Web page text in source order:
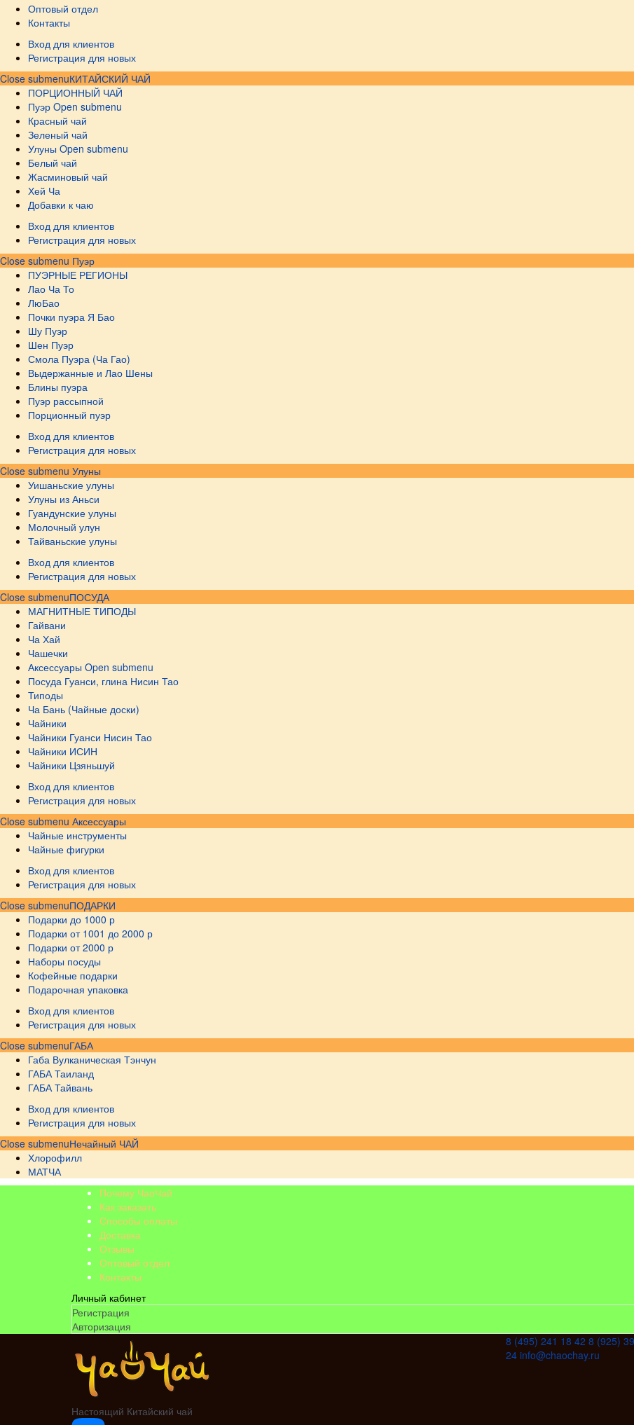
Оптовый отдел
Контакты
Вход для клиентов
Регистрация для новых
Close submenuКИТАЙСКИЙ ЧАЙ
ПОРЦИОННЫЙ ЧАЙ
Пуэр Open submenu
Красный чай
Зеленый чай
Улуны Open submenu
Белый чай
Жасминовый чай
Хей Ча
Добавки к чаю
Вход для клиентов
Регистрация для новых
Close submenu Пуэр
ПУЭРНЫЕ РЕГИОНЫ
Лао Ча То
ЛюБао
Почки пуэра Я Бао
Шу Пуэр
Шен Пуэр
Смола Пуэра (Ча Гао)
Выдержанные и Лао Шены
Блины пуэра
Пуэр рассыпной
Порционный пуэр
Вход для клиентов
Регистрация для новых
Close submenu Улуны
Уишаньские улуны
Улуны из Аньси
Гуандунские улуны
Молочный улун
Тайваньские улуны
Вход для клиентов
Регистрация для новых
Close submenuПОСУДА
МАГНИТНЫЕ ТИПОДЫ
Гайвани
Ча Хай
Чашечки
Аксессуары Open submenu
Посуда Гуанси, глина Нисин Тао
Типоды
Ча Бань (Чайные доски)
Чайники
Чайники Гуанси Нисин Тао
Чайники ИСИН
Чайники Цзяньшуй
Вход для клиентов
Регистрация для новых
Close submenu Аксессуары
Чайные инструменты
Чайные фигурки
Вход для клиентов
Регистрация для новых
Close submenuПОДАРКИ
Подарки до 1000 р
Подарки от 1001 до 2000 р
Подарки от 2000 р
Наборы посуды
Кофейные подарки
Подарочная упаковка
Вход для клиентов
Регистрация для новых
Close submenuГАБА
Габа Вулканическая Тэнчун
ГАБА Таиланд
ГАБА Тайвань
Вход для клиентов
Регистрация для новых
Close submenuНечайный ЧАЙ
Хлорофилл
МАТЧА
Почему ЧаоЧай
Как заказать
Способы оплаты
Доставка
Отзывы
Оптовый отдел
Контакты
Личный кабинет
Регистрация
Авторизация
Настоящий Китайский чай
8 (495) 241 18 42 8 (925)
24 info@chaochay.ru